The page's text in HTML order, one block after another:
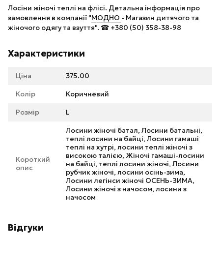
Лосіни жіночі теплі на флісі. Детальна інформація про
замовлення в компанії "МОДНО - Магазин дитячого та
жіночого одягу та взуття". ☎ +380 (50) 358-38-98
Характеристики
Ціна 375.00
Колір Коричневий
Розмір L
Короткий
опис
Лосини жіночі батал, Лосини батальні,
теплі лосини на байці, Лосини гамаші
теплі на хутрі, лосини теплі жіночі з
високою талією, Жіночі гамаші-лосини
на байці, теплі лосини жіночі, Лосини
рубчик жіночі, лосини осінь-зима,
Лосини легінси жіночі ОСЕНЬ-ЗИМА,
Лосини жіночі з начосом, лосини з
начосом
Відгуки